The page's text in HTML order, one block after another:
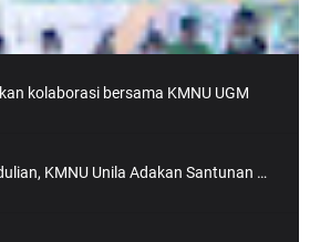
kolaborasi bersama KMNU UGM
Tanamkan Kepedulian, KMNU Unila Adakan Santunan Anak Yatim